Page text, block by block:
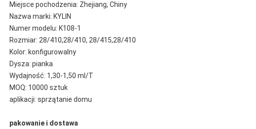
Miejsce pochodzenia: Zhejiang, Chiny
Nazwa marki: KYLIN
Numer modelu: K108-1
Rozmiar: 28/410,28/410, 28/415,28/410
Kolor: konfigurowalny
Dysza: pianka
Wydajność: 1,30-1,50 ml/T
MOQ: 10000 sztuk
aplikacji: sprzątanie domu
pakowanie i dostawa